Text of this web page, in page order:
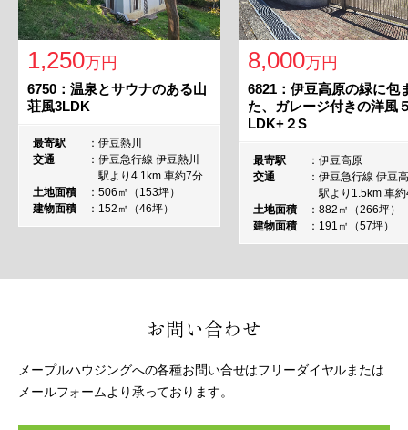
1,250万円
6750：温泉とサウナのある山
荘風3LDK
最寄駅
伊豆熱川
交通
伊豆急行線 伊豆熱川
駅より4.1km 車約7分
土地面積
506㎡（153坪）
建物面積
152㎡（46坪）
8,000万円
6821：伊豆高原の緑に包
た、ガレージ付きの洋風
LDK+２S
最寄駅
伊豆高原
交通
伊豆急行線 伊豆
駅より1.5km 車
土地面積
882㎡（266坪）
建物面積
191㎡（57坪）
お問い合わせ
メープルハウジングへの各種お問い合せはフリーダイヤルまたは
メールフォームより承っております。